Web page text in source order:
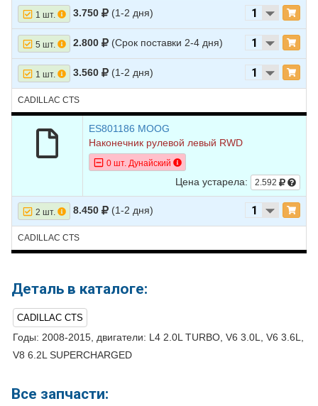
12 CADILLAC CTS 2013
13 CADILLAC CTS 2013
V8 6.2L SUPERCHARGED -
14 CADILLAC CTS 2012
15 CADILLAC
CADILLAC CTS 2012 V8 6.2L
CTS 2012
V8 6.2L SUPERCHARGED -
Supercharged
V8 6.2L SUPERCHARGED -
Supercharged
19 CADILLAC CTS 2011 V6 3.0L
20 CADILLAC CTS 2011 V6 3.6L
22 CADILLAC
23 CADILLAC V6 3.6L
24 CADILLAC CTS 2010
25 CADILLAC CTS
1 шт. 3.750 (1-2 дня)
5 шт. 2.800 (Срок поставки 2-4 дня)
1 шт. 3.560 (1-2 дня)
CADILLAC CTS
ES801186 MOOG
Наконечник рулевой левый RWD
0 шт. Дунайский
Цена устарела: 2.592
2 шт. 8.450 (1-2 дня)
CADILLAC CTS
Деталь в каталоге:
CADILLAC CTS
Годы: 2008-2015, двигатели: L4 2.0L TURBO, V6 3.0L, V6 3.6L,
V8 6.2L SUPERCHARGED
Все запчасти: